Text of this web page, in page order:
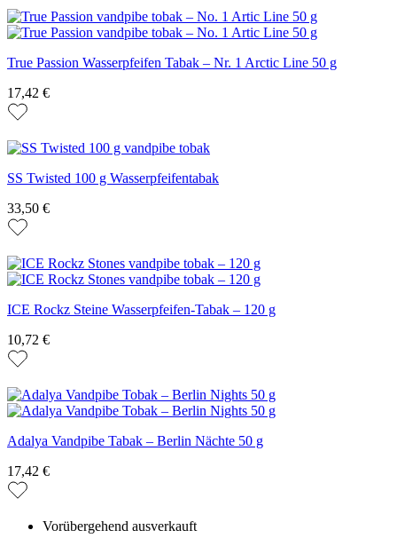
True Passion Wasserpfeifen Tabak – Nr. 1 Arctic Line 50 g
17,42 €
SS Twisted 100 g Wasserpfeifentabak
33,50 €
ICE Rockz Steine Wasserpfeifen-Tabak – 120 g
10,72 €
Adalya Vandpibe Tabak – Berlin Nächte 50 g
17,42 €
Vorübergehend ausverkauft